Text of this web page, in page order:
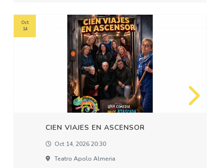
CIEN VIAJES EN ASCENSOR
Oct 14, 2026 20:30
Teatro Apolo Almeria
Oct
14